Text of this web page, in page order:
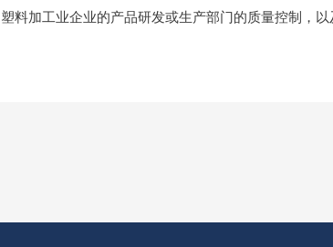
料加工业企业的产品研发或生产部门的质量控制，